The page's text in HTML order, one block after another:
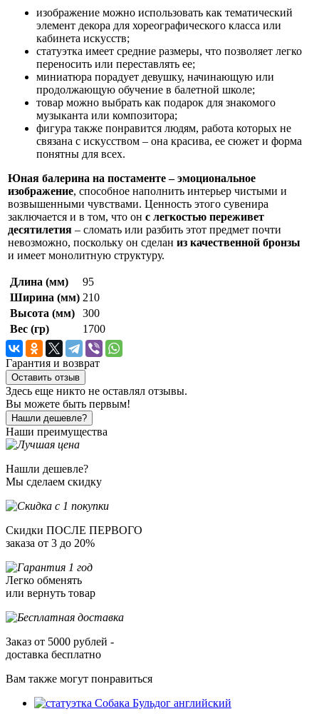
изображение можно использовать как тематический
элемент декора для хореографического класса или
кабинета искусств;
статуэтка имеет средние размеры, что позволяет легко
переносить или переставлять ее;
миниатюра порадует девушку, начинающую или
продолжающую обучение в балетной школе;
товар можно выбрать как подарок для знакомого
музыканта или композитора;
фигура также понравится людям, работа которых не
связана с искусством – она красива, ее сюжет и форма
понятны для всех.
Юная балерина на постаменте – эмоциональное
изображение, способное наполнить интерьер чистыми и
возвышенными чувствами. Ценность этого сувенира
заключается и в том, что он с легкостью переживет
десятилетия – сломать или разбить этот предмет почти
невозможно, поскольку он сделан из качественной бронзы
и имеет монолитную структуру.
Длина (мм)
95
Ширина (мм) 210
Высота (мм)
300
Вес (гр)
1700
Гарантия и возврат
Оставить отзыв
Здесь еще никто не оставлял отзывы.
Вы можете быть первым!
Нашли дешевле?
Наши преимущества
Нашли дешевле?
Мы сделаем скидку
Скидки ПОСЛЕ ПЕРВОГО
заказа от 3 до 20%
Легко обменять
или вернуть товар
Заказ от 5000 рублей -
доставка бесплатно
Вам также могут понравиться